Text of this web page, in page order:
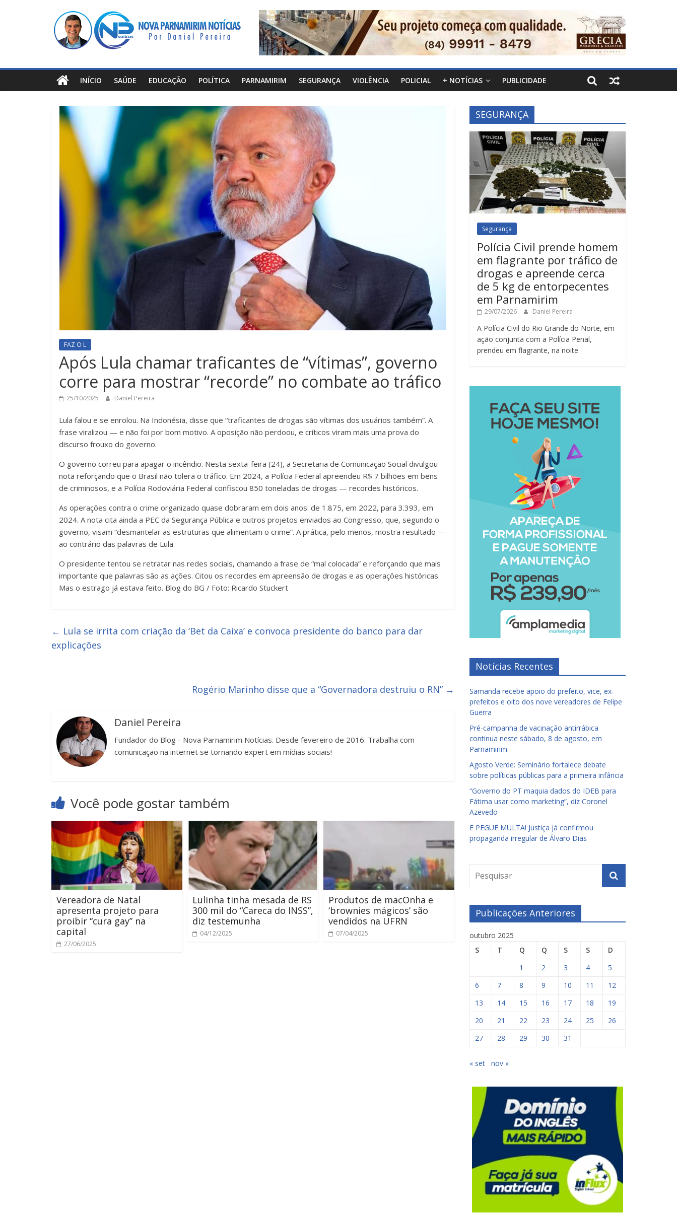
Nova
Parnamirim
Notícias
Daniel
Pereira
INÍCIO SAÚDE EDUCAÇÃO POLÍTICA PARNAMIRIM SEGURANÇA VIOLÊNCIA POLICIAL + NOTÍCIAS PUBLICIDADE
FAZ O L
Após Lula chamar traficantes de “vítimas”, governo
corre para mostrar “recorde” no combate ao tráfico
25/10/2025 Daniel Pereira
Lula falou e se enrolou. Na Indonésia, disse que “traficantes de drogas são vítimas dos usuários também”. A
frase viralizou — e não foi por bom motivo. A oposição não perdoou, e críticos viram mais uma prova do
discurso frouxo do governo.
O governo correu para apagar o incêndio. Nesta sexta-feira (24), a Secretaria de Comunicação Social divulgou
nota reforçando que o Brasil não tolera o tráfico. Em 2024, a Polícia Federal apreendeu R$ 7 bilhões em bens
de criminosos, e a Polícia Rodoviária Federal confiscou 850 toneladas de drogas — recordes históricos.
As operações contra o crime organizado quase dobraram em dois anos: de 1.875, em 2022, para 3.393, em
2024. A nota cita ainda a PEC da Segurança Pública e outros projetos enviados ao Congresso, que, segundo o
governo, visam “desmantelar as estruturas que alimentam o crime”. A prática, pelo menos, mostra resultado —
ao contrário das palavras de Lula.
O presidente tentou se retratar nas redes sociais, chamando a frase de “mal colocada” e reforçando que mais
importante que palavras são as ações. Citou os recordes em apreensão de drogas e as operações históricas.
Mas o estrago já estava feito. Blog do BG / Foto: Ricardo Stuckert
← Lula se irrita com criação da ‘Bet da Caixa’ e convoca presidente do banco para dar
explicações
Rogério Marinho disse que a “Governadora destruiu o RN” →
Daniel Pereira
Fundador do Blog - Nova Parnamirim Notícias. Desde fevereiro de 2016. Trabalha com
comunicação na internet se tornando expert em mídias sociais!
Você pode gostar também
Vereadora de Natal
apresenta projeto para
proibir “cura gay” na
capital
27/06/2025
Lulinha tinha mesada de RS
300 mil do “Careca do INSS”,
diz testemunha
04/12/2025
Produtos de macOnha e
‘brownies mágicos’ são
vendidos na UFRN
07/04/2025
SEGURANÇA
Segurança
Polícia Civil prende homem
em flagrante por tráfico de
drogas e apreende cerca
de 5 kg de entorpecentes
em Parnamirim
29/07/2026 Daniel Pereira
A Polícia Civil do Rio Grande do Norte, em
ação conjunta com a Polícia Penal,
prendeu em flagrante, na noite
Notícias Recentes
Samanda recebe apoio do prefeito, vice, ex-
prefeitos e oito dos nove vereadores de Felipe
Guerra
Pré-campanha de vacinação antirrábica
continua neste sábado, 8 de agosto, em
Parnamirim
Agosto Verde: Seminário fortalece debate
sobre políticas públicas para a primeira infância
“Governo do PT maquia dados do IDEB para
Fátima usar como marketing”, diz Coronel
Azevedo
E PEGUE MULTA! Justiça já confirmou
propaganda irregular de Álvaro Dias
Publicações Anteriores
outubro 2025
S
T Q Q S S
D
1
2 3 4
5
6
7 8 9 10 11
12
13
14 15 16 17 18
19
20
21 22 23 24 25
26
27
28 29 30 31
« set nov »